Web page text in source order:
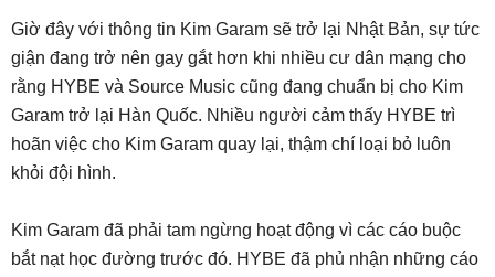
Giờ đây với thông tin Kim Garam sẽ trở lại Nhật Bản, sự tức
giận đang trở nên gay gắt hơn khi nhiều cư dân mạng cho
rằng HYBE và Source Music cũng đang chuẩn bị cho Kim
Garam trở lại Hàn Quốc. Nhiều người cảm thấy HYBE trì
hoãn việc cho Kim Garam quay lại, thậm chí loại bỏ luôn
khỏi đội hình.
Kim Garam đã phải tam ngừng hoạt động vì các cáo buộc
bắt nạt học đường trước đó. HYBE đã phủ nhận những cáo